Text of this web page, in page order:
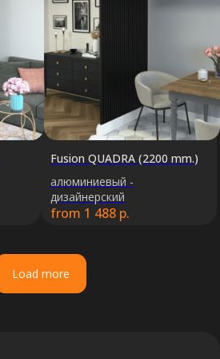
Fusion QUADRA (2200 mm.)
алюминиевый -
дизайнерский
from 1 488 р.
Load more